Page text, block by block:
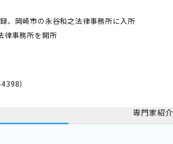
岡崎市の永谷和之法律事務所に入所
事務所を開所
）
専門家紹介